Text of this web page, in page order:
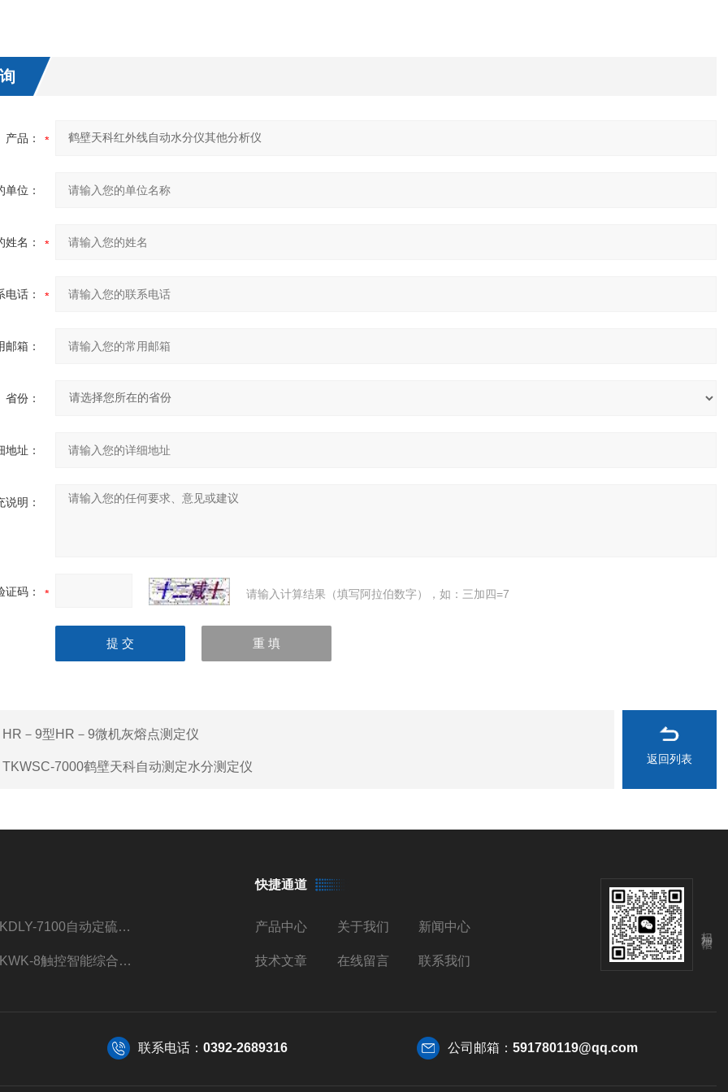
产品：
单位：
姓名：
电话：
邮箱：
省份：
地址：
说明：
证码： 请输入计算结果（填写阿拉伯数字），如：三加四=7
HR－9型HR－9微机灰熔点测定仪
TKWSC-7000鹤壁天科自动测定水分测定仪
返回列表
TKDLY-7100自动定硫仪自动送样测硫仪触控操作
TKWK-8触控智能综合吸附仪煤炭活性炭测定
快捷通道
产品中心 关于我们 新闻中心
技术文章 在线留言 联系我们
联系电话： 0392-2689316 公司邮箱： 591780119@qq.com